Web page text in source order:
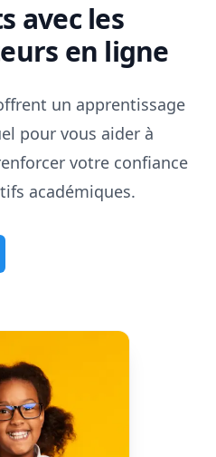
avec les
en ligne
un apprentissage
pour vous aider à
votre confiance
académiques.